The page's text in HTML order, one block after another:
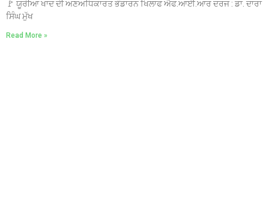
🚩 ਯੂਰੀਆ ਖਾਦ ਦੀ ਅਣਅਧਿਕਾਰਤ ਭੰਡਾਰਨ ਖਿਲਾਫ ਐਫ.ਆਈ.ਆਰ ਦਰਜ : ਡਾ. ਦਾਰਾ
ਸਿੰਘ ਮੁੱਖ
Read More »